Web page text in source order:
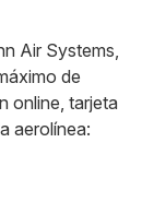
Air Systems,
de
online, tarjeta
aerolínea: